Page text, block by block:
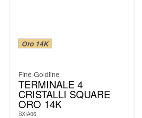
Oro 14K
Fine Goldline
TERMINALE 4
CRISTALLI SQUARE
ORO 14K
BXIA06